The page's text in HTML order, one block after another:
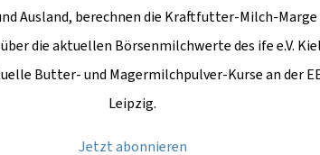
Ausland, berechnen die Kraftfutter-Milch-Marge
die aktuellen Börsenmilchwerte des ife e.V.
Butter- und Magermilchpulver-Kurse an der
Leipzig.
Jetzt abonnieren